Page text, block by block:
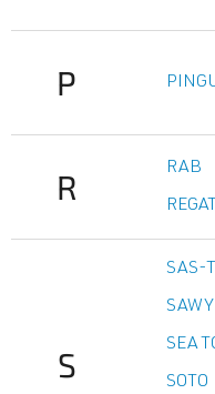
P
R RAB
S
SAS-
SEA
SOTO